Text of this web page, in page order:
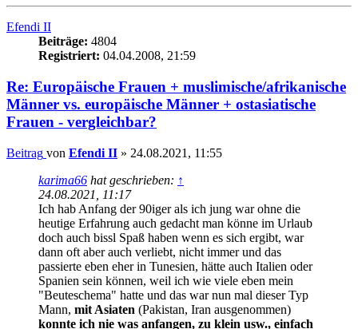
Efendi II
Beiträge: 4804
Registriert: 04.04.2008, 21:59
Re: Europäische Frauen + muslimische/afrikanische
Männer vs. europäische Männer + ostasiatische
Frauen - vergleichbar?
Beitrag von Efendi II » 24.08.2021, 11:55
karima66 hat geschrieben: ↑
24.08.2021, 11:17
Ich hab Anfang der 90iger als ich jung war ohne die
heutige Erfahrung auch gedacht man könne im Urlaub
doch auch bissl Spaß haben wenn es sich ergibt, war
dann oft aber auch verliebt, nicht immer und das
passierte eben eher in Tunesien, hätte auch Italien oder
Spanien sein können, weil ich wie viele eben mein
"Beuteschema" hatte und das war nun mal dieser Typ
Mann, mit Asiaten (Pakistan, Iran ausgenommen)
konnte ich nie was anfangen, zu klein usw., einfach